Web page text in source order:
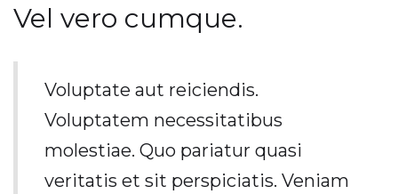
Vel vero cumque.
Voluptate aut reiciendis.
Voluptatem necessitatibus
molestiae. Quo pariatur quasi
veritatis et sit perspiciatis. Veniam